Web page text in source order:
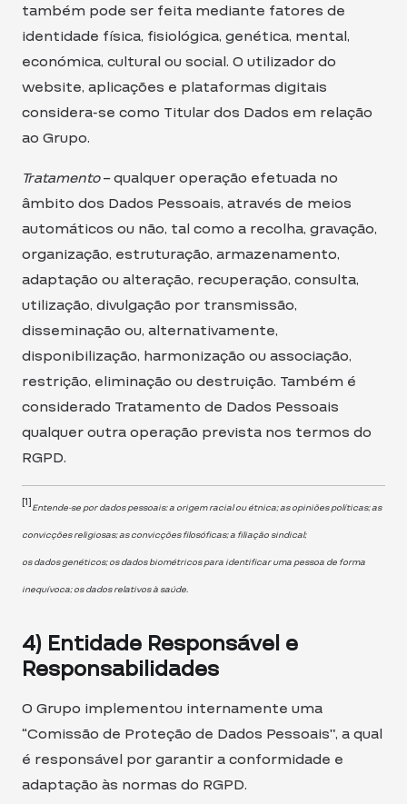
também pode ser feita mediante fatores de
identidade física, fisiológica, genética, mental,
económica, cultural ou social. O utilizador do
website, aplicações e plataformas digitais
considera-se como Titular dos Dados em relação
ao Grupo.
Tratamento– qualquer operação efetuada no
âmbito dos Dados Pessoais, através de meios
automáticos ou não, tal como a recolha, gravação,
organização, estruturação, armazenamento,
adaptação ou alteração, recuperação, consulta,
utilização, divulgação por transmissão,
disseminação ou, alternativamente,
disponibilização, harmonização ou associação,
restrição, eliminação ou destruição. Também é
considerado Tratamento de Dados Pessoais
qualquer outra operação prevista nos termos do
RGPD.
[1]Entende-se por dados pessoais: a origem racial ou étnica; as opiniões políticas; as
convicções religiosas; as convicções filosóficas; a filiação sindical;
os dados genéticos; os dados biométricos para identificar uma pessoa de forma
inequívoca; os dados relativos à saúde.
4) Entidade Responsável e
Responsabilidades
O Grupo implementou internamente uma
“Comissão de Proteção de Dados Pessoais”, a qual
é responsável por garantir a conformidade e
adaptação às normas do RGPD.